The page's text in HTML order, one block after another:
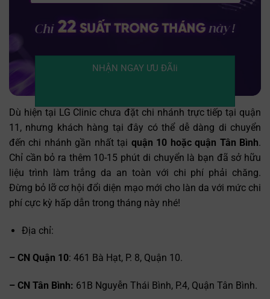
NHẬN NGAY ƯU ĐÃIi
Dù hiện tại LG Clinic chưa đặt chi nhánh trực tiếp tại quận
11, nhưng khách hàng tại đây có thể dễ dàng di chuyển
đến chi nhánh gần nhất tại quận 10 hoặc quận Tân Bình.
Chỉ cần bỏ ra thêm 10-15 phút di chuyển là bạn đã sở hữu
liệu trình làm trắng da an toàn với chi phí phải chăng.
Đừng bỏ lỡ cơ hội đổi diện mạo mới cho làn da với mức chi
phí cực kỳ hấp dẫn trong tháng này nhé!
Địa chỉ:
– CN Quận 10: 461 Bà Hạt, P. 8, Quận 10.
– CN Tân Bình: 61B Nguyễn Thái Bình, P.4, Quận Tân Bình.